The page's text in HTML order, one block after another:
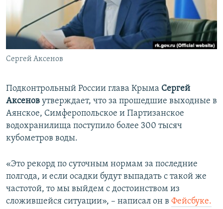
ПОБЕДИТЕЛЕЙ НЕ СУДЯТ?
КРЫМ.НЕПОКОРЕННЫЙ
УКРАИНСКАЯ ПРОБЛЕМА КРЫМА
ПРИСОЕДИНЯЙТЕСЬ!
Сергей Аксенов
Подконтрольный России глава Крыма Сергей
Аксенов утверждает, что за прошедшие выходные в
Аянское, Симферопольское и Партизанское
водохранилища поступило более 300 тысяч
кубометров воды.
«Это рекорд по суточным нормам за последние
полгода, и если осадки будут выпадать с такой же
частотой, то мы выйдем с достоинством из
сложившейся ситуации», – написал он в Фейсбуке.